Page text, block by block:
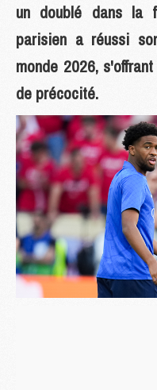
un doublé dans la
parisien a réussi
monde 2026,
de précocité.